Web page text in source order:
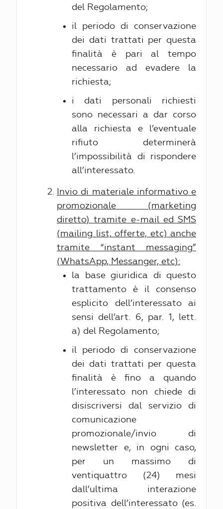
del Regolamento;
il periodo di conservazione
dei dati trattati per questa
finalità è pari al tempo
necessario ad evadere la
richiesta;
i dati personali richiesti
sono necessari a dar corso
alla richiesta e l’eventuale
rifiuto determinerà
l’impossibilità di rispondere
all’interessato.
Invio di materiale informativo e
promozionale (marketing
diretto) tramite e-mail ed SMS
(mailing list, offerte, etc) anche
tramite “instant messaging”
(WhatsApp, Messanger, etc):
la base giuridica di questo
trattamento è il consenso
esplicito dell’interessato ai
sensi dell’art. 6, par. 1, lett.
a) del Regolamento;
il periodo di conservazione
dei dati trattati per questa
finalità è fino a quando
l’interessato non chiede di
disiscriversi dal servizio di
comunicazione
promozionale/invio di
newsletter e, in ogni caso,
per un massimo di
ventiquattro (24) mesi
dall’ultima interazione
positiva dell’interessato (es.